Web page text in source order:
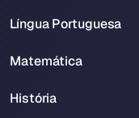
Língua Portuguesa
Matemática
História